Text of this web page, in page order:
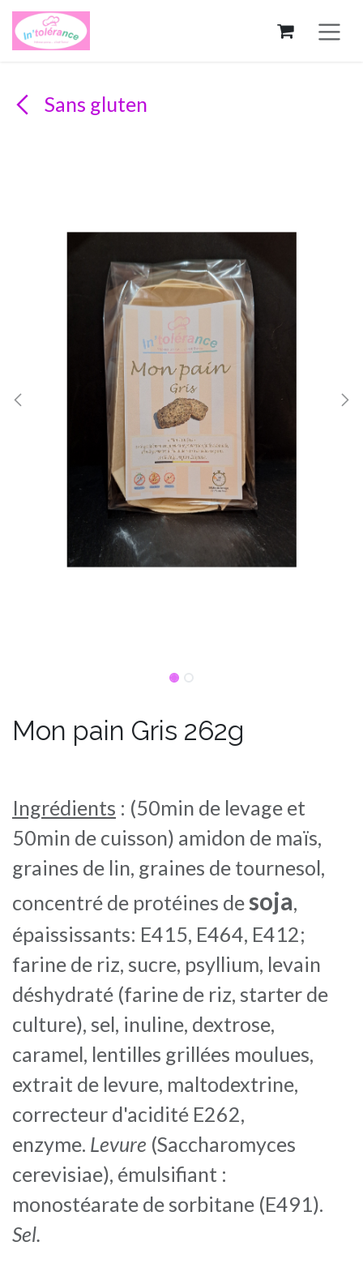
Se rendre au contenu
Sans gluten
Mon pain Gris 262g
Ingrédients : (50min de levage et
50min de cuisson) amidon de maïs,
graines de lin, graines de tournesol,
concentré de protéines desoja,
épaississants: E415, E464, E412;
farine de riz, sucre, psyllium, levain
déshydraté (farine de riz, starter de
culture), sel, inuline, dextrose,
caramel, lentilles grillées moulues,
extrait de levure, maltodextrine,
correcteur d'acidité E262,
enzyme. Levure (Saccharomyces
cerevisiae), émulsifiant :
monostéarate de sorbitane (E491).
Sel.